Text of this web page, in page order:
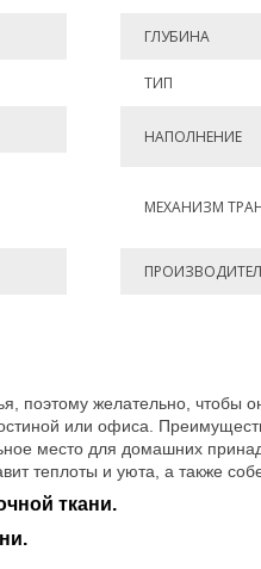
ГЛУБИНА
ТИП
НАПОЛНЕНИЕ
МЕХАНИЗМ
поэтому желательно,
или офиса.
место для домашних
теплоты и уюта, а также
ткани.